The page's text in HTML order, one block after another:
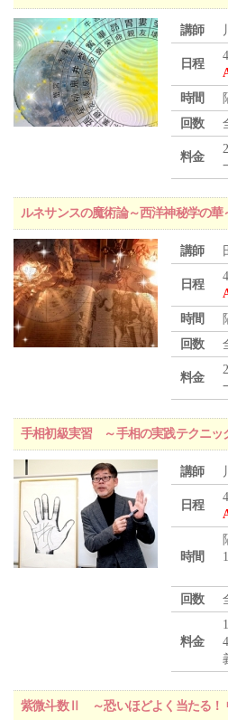
講師
日程
時間
回数
料金
ルネサンスの魔術論～西洋神秘学の華
講師
日程
時間
回数
料金
手相初級実習 ～手相の実践テクニッ
講師
日程
時間
回数
料金
紫微斗数Ⅱ ～恐いほどよく当たる！